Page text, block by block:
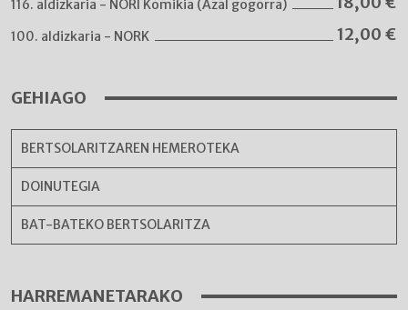
116. aldizkaria - NORI Komikia (Azal gogorra)
100. aldizkaria - NORK 12,00 €
GEHIAGO
BERTSOLARITZAREN HEMEROTEKA
DOINUTEGIA
BAT-BATEKO BERTSOLARITZA
HARREMANETARAKO